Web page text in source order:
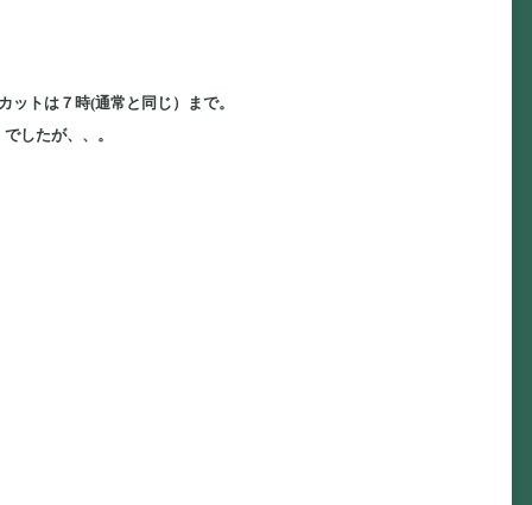
トは７時(通常と同じ）まで。
したが、、。